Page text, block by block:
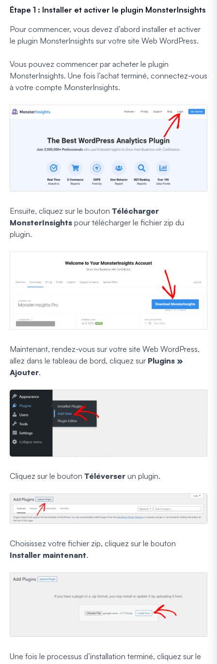
Étape 1 : Installer et activer le plugin MonsterInsights
Pour commencer, vous devez d’abord installer et activer
le plugin MonsterInsights sur votre site Web WordPress.
Vous pouvez commencer par acheter le plugin
MonsterInsights. Une fois l’achat terminé, connectez-vous
à votre compte MonsterInsights.
Ensuite, cliquez sur le bouton Télécharger
MonsterInsights pour télécharger le fichier zip du
plugin.
Maintenant, rendez-vous sur votre site Web WordPress,
allez dans le tableau de bord, cliquez sur Plugins »
Ajouter.
Cliquez sur le bouton Téléverser un plugin.
Choisissez votre fichier zip, cliquez sur le bouton
Installer maintenant.
Une fois le processus d’installation terminé, cliquez sur le